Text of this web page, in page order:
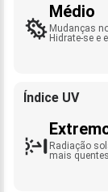
Médio
Mudanças
Hidrate-se e
Índice UV
Radiação
mais